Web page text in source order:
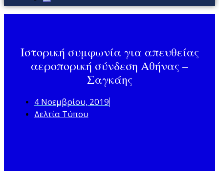
Ιστορική συμφωνία για απευθείας
αεροπορική σύνδεση Αθήνας –
Σαγκάης
4 Νοεμβρίου, 2019
Δελτία Τύπου